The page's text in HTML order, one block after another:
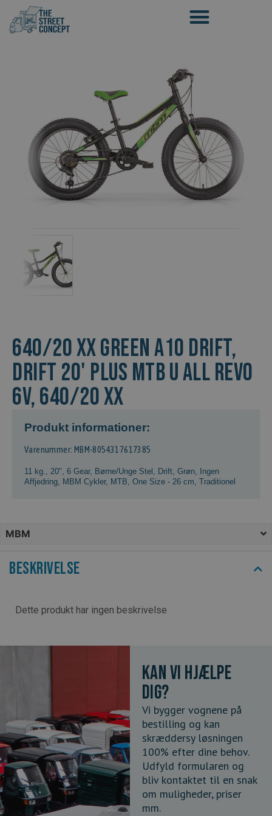
640/20 XX GREEN A10 Drift,
DRIFT 20' PLUS MTB U ALL REVO
6V, 640/20 XX
Produkt informationer:
Varenummer: MBM-8054317617385
11 kg. 20" 6 Gear, Børne/Unge Stel Drift Grøn Ingen
Affjedring MBM Cykler, MTB One Size - 26 cm Traditionel
MBM
Beskrivelse
Dette produkt har ingen beskrivelse
Kan vi hjælpe
dig?
Vi bygger vognene på
bestilling og kan
skræddersy løsningen
100% efter dine behov.
Udfyld formularen og
bliv kontaktet til en snak
om muligheder, priser
mm.